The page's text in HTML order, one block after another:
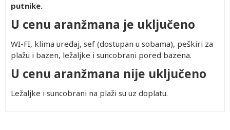
putnike.
U cenu aranžmana je uključeno
WI-FI, klima uređaj, sef (dostupan u sobama), peškiri za
plažu i bazen, ležaljke i suncobrani pored bazena.
U cenu aranžmana nije uključeno
Ležaljke i suncobrani na plaži su uz doplatu.